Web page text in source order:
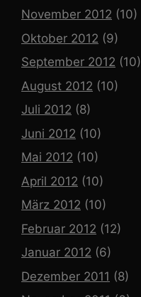
November 2012 (10)
Oktober 2012 (9)
September 2012 (10)
August 2012 (10)
Juli 2012 (8)
Juni 2012 (10)
Mai 2012 (10)
April 2012 (10)
März 2012 (10)
Februar 2012 (12)
Januar 2012 (6)
Dezember 2011 (8)